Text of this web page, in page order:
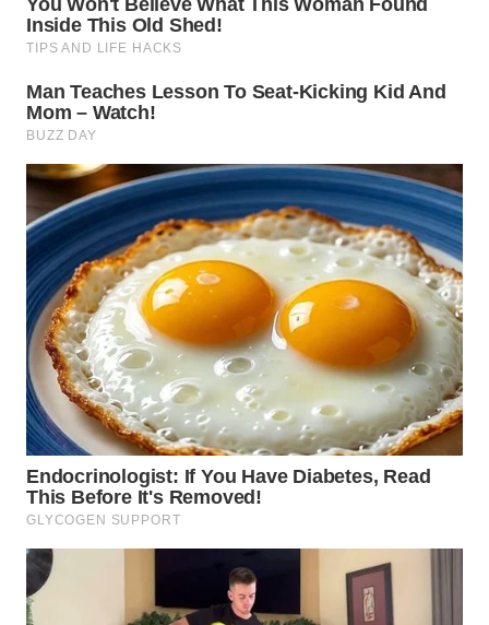
WN
KARO
WN
SIMALUNGUN
WN
LABUHANBATU
WN
TAPANULI
TENGAH
WN DELI
SERDANG
WN
TEBING
TINGGI
PAKPAK